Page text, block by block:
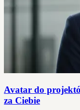
Avatar do
za Ciebie